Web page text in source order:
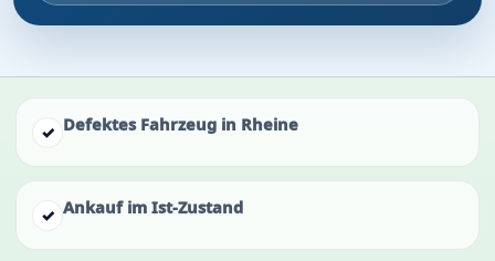
✓ Defektes Fahrzeug in Rheine
✓ Ankauf im Ist-Zustand